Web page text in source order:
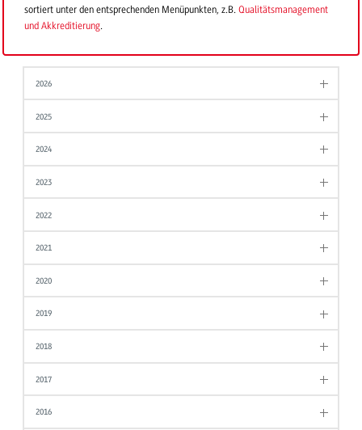
sortiert unter den entsprechenden Menüpunkten, z.B. Qualitätsmanagement
und Akkreditierung.
2026
2025
2024
2023
2022
2021
2020
2019
2018
2017
2016